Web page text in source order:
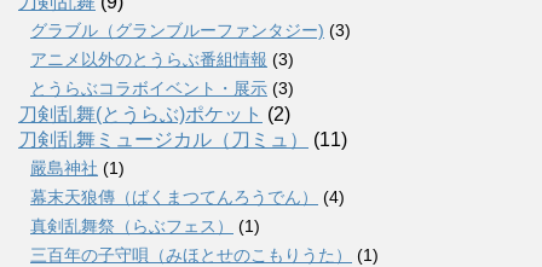
グラブル（グランブルーファンタジー) (3)
アニメ以外のとうらぶ番組情報 (3)
とうらぶコラボイベント・展示 (3)
刀剣乱舞(とうらぶ)ポケット (2)
刀剣乱舞ミュージカル（刀ミュ）
(11)
嚴島神社 (1)
幕末天狼傳（ばくまつてんろうでん）
(4)
真剣乱舞祭（らぶフェス）
(1)
三百年の子守唄（みほとせのこもりうた）
(1)